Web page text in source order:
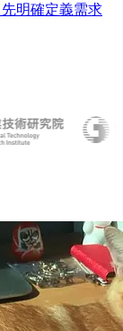
明確定義需求